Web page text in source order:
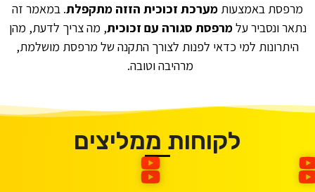
מרפסת באמצעות מערכת זכוכית הזזה מתקפלת. במאמר זה
נתאר ונסביר עלמרפסת סגורה עם זכוכית, מה צריך לדעת, מהן
היתרונות למי כדאי לפנות לצורך התקנה של מרפסת מושלמת,
מרהיבה וטובה.
לקוחות ממליצים